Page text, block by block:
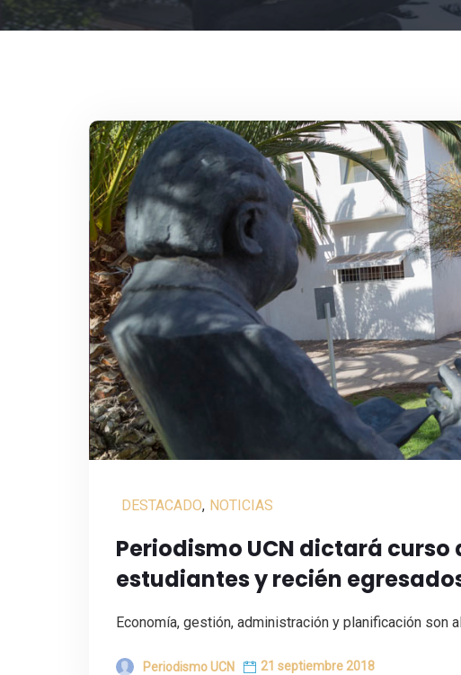
DESTACADO, NOTICIAS
Periodismo UCN dictará
estudiantes y recién
Economía, gestión, administración y planificación son
Periodismo UCN 21 septiembre 2018